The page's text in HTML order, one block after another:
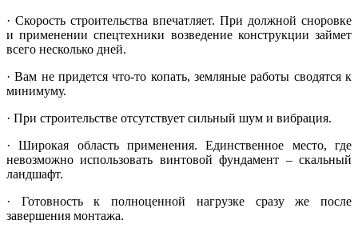
· Скорость строительства впечатляет. При должной сноровке
и применении спецтехники возведение конструкции займет
всего несколько дней.
· Вам не придется что-то копать, земляные работы сводятся к
минимуму.
· При строительстве отсутствует сильный шум и вибрация.
· Широкая область применения. Единственное место, где
невозможно использовать винтовой фундамент – скальный
ландшафт.
· Готовность к полноценной нагрузке сразу же после
завершения монтажа.